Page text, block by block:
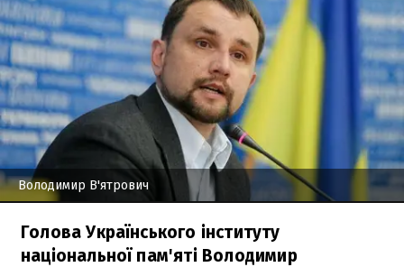
Володимир В'ятрович
Голова Українського інституту
національної пам'яті Володимир